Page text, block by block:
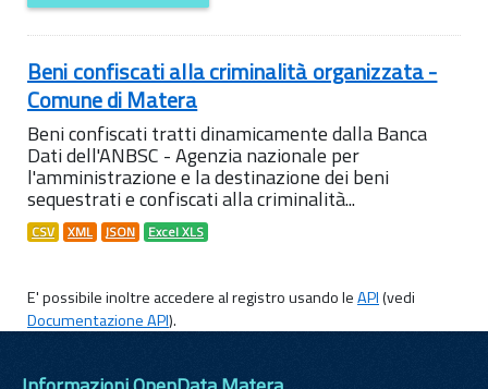
Beni confiscati alla criminalità organizzata -
Comune di Matera
Beni confiscati tratti dinamicamente dalla Banca
Dati dell'ANBSC - Agenzia nazionale per
l'amministrazione e la destinazione dei beni
sequestrati e confiscati alla criminalità...
CSV XML JSON Excel XLS
E' possibile inoltre accedere al registro usando leAPI(vedi
Documentazione API).